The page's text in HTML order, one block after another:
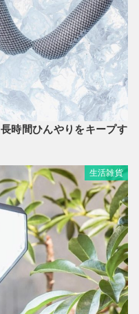
時間ひんやりをキープす
生活雑貨